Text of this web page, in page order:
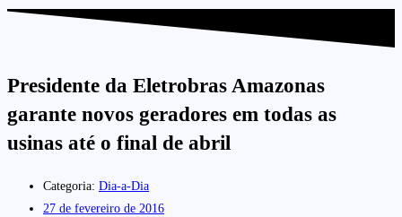
Presidente da Eletrobras Amazonas
garante novos geradores em todas as
usinas até o final de abril
Categoria: Dia-a-Dia
27 de fevereiro de 2016